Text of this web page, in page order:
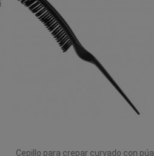
Cepillo para crepar curvado con púa